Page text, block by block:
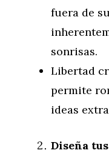
fuera de
sonrisas.
Libertad
permite
ideas
Diseña